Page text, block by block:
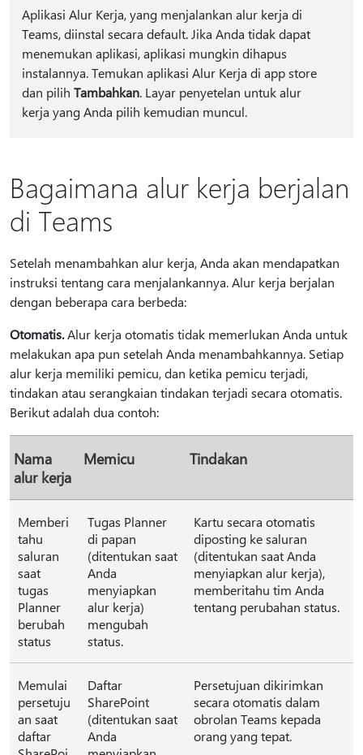
Aplikasi Alur Kerja, yang menjalankan alur kerja di
Teams, diinstal secara default. Jika Anda tidak dapat
menemukan aplikasi, aplikasi mungkin dihapus
instalannya. Temukan aplikasi Alur Kerja di app store
dan pilih Tambahkan. Layar penyetelan untuk alur
kerja yang Anda pilih kemudian muncul.
Bagaimana alur kerja berjalan
di Teams
Setelah menambahkan alur kerja, Anda akan mendapatkan
instruksi tentang cara menjalankannya. Alur kerja berjalan
dengan beberapa cara berbeda:
Otomatis.Alur kerja otomatis tidak memerlukan Anda untuk
melakukan apa pun setelah Anda menambahkannya. Setiap
alur kerja memiliki pemicu, dan ketika pemicu terjadi,
tindakan atau serangkaian tindakan terjadi secara otomatis.
Berikut adalah dua contoh:
Nama
alur kerja
Memicu Tindakan
Memberi
tahu
saluran
saat
tugas
Planner
berubah
status
Tugas Planner
di papan
(ditentukan saat
Anda
menyiapkan
alur kerja)
mengubah
status.
Kartu secara otomatis
diposting ke saluran
(ditentukan saat Anda
menyiapkan alur kerja),
memberitahu tim Anda
tentang perubahan status.
Memulai
persetuju
an saat
daftar
Daftar
SharePoint
(ditentukan saat
Anda
Persetujuan dikirimkan
secara otomatis dalam
obrolan Teams kepada
orang yang tepat.